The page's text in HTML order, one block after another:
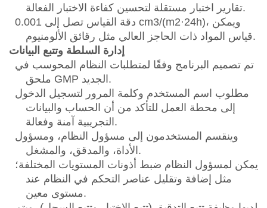
تقارير اختبار مستقلة لتحسين كفاءة الاختبار الفعالة.
قياس المواد ذات الحاجز العالي مثل رقائق الألومنيوم.
إدارة السلطة وتتبع البيانات
ملحق GMP الجديد.
إلى محطة العمل للتأكد من أن الحساب والبيانات
التجريبية آمنة وفعالة.
الأداة، والمدقق، والمشغل.
مثل إضافة وتقليل عناصر التحكم في النظام عند
مستوى معين.